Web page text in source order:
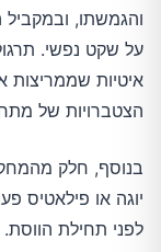
והגמשתו,
על שקט נפשי.
איטיות שממריצות
הצטברויות של
בנוסף, חלק
יוגה או פילאטיס
לפני תחילת